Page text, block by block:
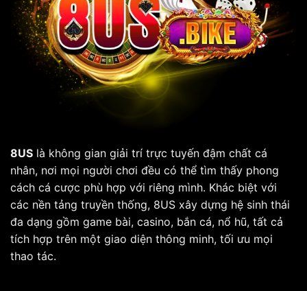
8US là không gian giải trí trực tuyến đậm chất cá
nhân, nơi mọi người chơi đều có thể tìm thấy phong
cách cá cược phù hợp với riêng mình. Khác biệt với
các nền tảng truyền thống, 8US xây dựng hệ sinh thái
đa dạng gồm game bài, casino, bắn cá, nổ hũ, tất cả
tích hợp trên một giao diện thông minh, tối ưu mọi
thao tác.